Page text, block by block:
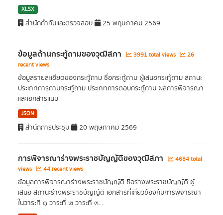
XLSX
สำนักกำกับและตรวจสอบ 25 พฤษภาคม 2569
ข้อมูลด้านกระทู้ถามของวุฒิสภา 3991 total views
26
recent views
ข้อมูลรายละเอียดของกระทู้ถาม ชื่อกระทู้ถาม ผู้เสนอกระทู้ถาม สถานะ
ประเภทการถามกระทู้ถาม ประเภทการตอบกระทู้ถาม ผลการพิจารณา
และเอกสารแนบ
JSON
สำนักการประชุม 20 พฤษภาคม 2569
การพิจารณาร่างพระราชบัญญัติของวุฒิสภา
4684 total
views
44 recent views
ข้อมูลการพิจารณาร่างพระราชบัญญัติ ชื่อร่างพระราชบัญญัติ ผู้
เสนอ สถานะร่างพระราชบัญญัติ เอกสารที่เกี่ยวข้องกับการพิจารณา
ในวาระที่ ๑ วาระที่ ๒ วาระที่ ๓...